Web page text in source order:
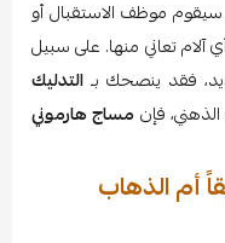
موظف الاستقبال أو
تعاني منها. على سبيل
فقد ينصحك بـ التدليك
فإن مساج هارموني
أم الذهاب